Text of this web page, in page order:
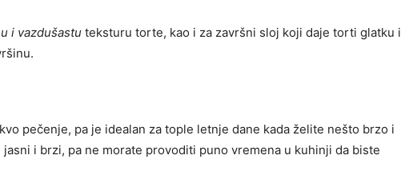
i vazdušastu teksturu torte, kao i za završni sloj koji daje torti glatku i
pečenje, pa je idealan za tople letnje dane kada želite nešto brzo i
i brzi, pa ne morate provoditi puno vremena u kuhinji da biste